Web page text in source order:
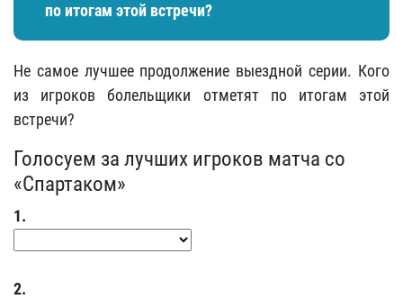
по итогам этой встречи?
Не самое лучшее продолжение выездной серии. Кого
из игроков болельщики отметят по итогам этой
встречи?
Голосуем за лучших игроков матча со
«Спартаком»
1.
2.